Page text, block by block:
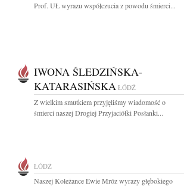
Prof. UŁ wyrazu współczucia z powodu śmierci...
IWONA ŚLEDZIŃSKA-
KATARASIŃSKA ŁÓDŹ
Z wielkim smutkiem przyjęliśmy wiadomość o
śmierci naszej Drogiej Przyjaciółki Posłanki...
ŁÓDŹ
Naszej Koleżance Ewie Mróz wyrazy głębokiego